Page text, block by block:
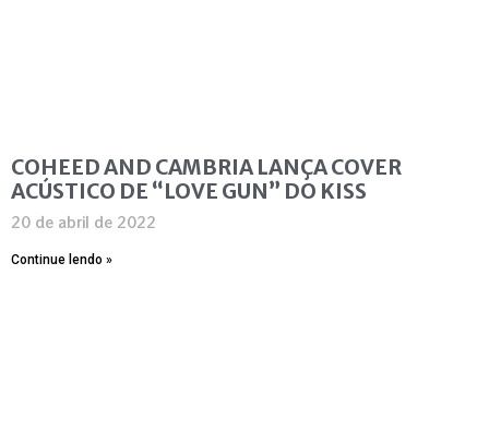
COHEED AND CAMBRIA LANÇA COVER
ACÚSTICO DE “LOVE GUN” DO KISS
20 de abril de 2022
Continue lendo »